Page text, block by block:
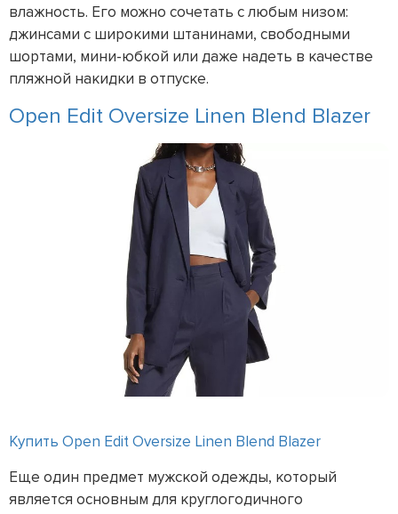
влажность. Его можно сочетать с любым низом:
джинсами с широкими штанинами, свободными
шортами, мини-юбкой или даже надеть в качестве
пляжной накидки в отпуске.
Open Edit Oversize Linen Blend Blazer
Купить Open Edit Oversize Linen Blend Blazer
Еще один предмет мужской одежды, который
является основным для круглогодичного